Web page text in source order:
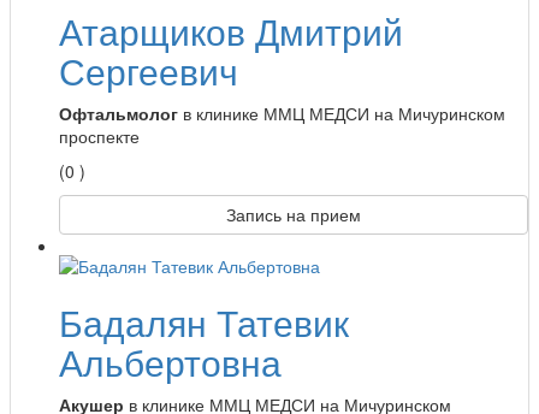
Атарщиков Дмитрий
Сергеевич
Офтальмолог в клинике ММЦ МЕДСИ на Мичуринском
проспекте
(0 )
Запись на прием
Бадалян Татевик
Альбертовна
Акушер в клинике ММЦ МЕДСИ на Мичуринском